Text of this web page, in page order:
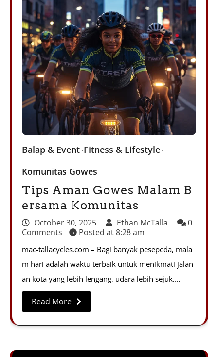
Balap & Event Fitness & Lifestyle
Komunitas Gowes
Tips Aman Gowes Malam B
ersama Komunitas
October 30, 2025 Ethan McTalla
0
Comments
Posted at8:28 am
mac-tallacycles.com – Bagi banyak pesepeda, mala
m hari adalah waktu terbaik untuk menikmati jalan
an kota yang lebih lengang, udara lebih sejuk,…
Read More